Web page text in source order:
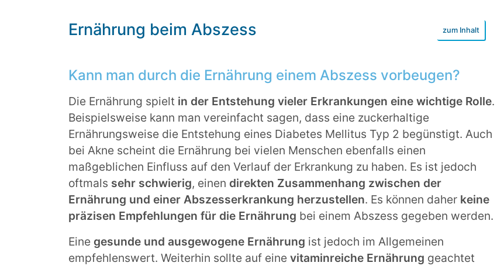
Ernährung beim Abszess
Kann man durch die Ernährung einem Abszess vorbeugen?
Die Ernährung spielt in der Entstehung vieler Erkrankungen eine wichtige Rolle.
Beispielsweise kann man vereinfacht sagen, dass eine zuckerhaltige
Ernährungsweise die Entstehung eines Diabetes Mellitus Typ 2 begünstigt. Auch
bei Akne scheint die Ernährung bei vielen Menschen ebenfalls einen
maßgeblichen Einfluss auf den Verlauf der Erkrankung zu haben. Es ist jedoch
oftmals sehr schwierig, einen direkten Zusammenhang zwischen der
Ernährung und einer Abszesserkrankung herzustellen. Es können daher keine
präzisen Empfehlungen für die Ernährung bei einem Abszess gegeben werden.
Eine gesunde und ausgewogene Ernährung ist jedoch im Allgemeinen
empfehlenswert. Weiterhin sollte auf eine vitaminreiche Ernährung geachtet